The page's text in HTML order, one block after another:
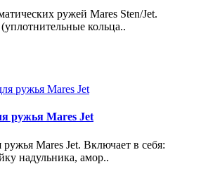
ружей Mares Sten/Jet.
кольца..
ружья Mares Jet
Mares Jet. Включает в себя:
надульника, амор..